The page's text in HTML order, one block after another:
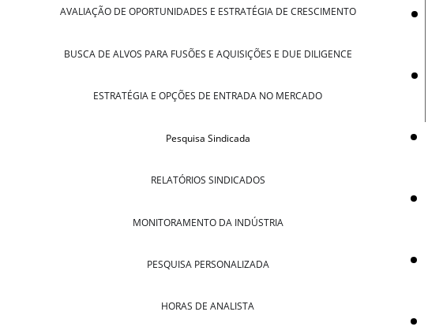
AVALIAÇÃO DE OPORTUNIDADES E ESTRATÉGIA DE CRESCIMENTO
BUSCA DE ALVOS PARA FUSÕES E AQUISIÇÕES E DUE DILIGENCE
ESTRATÉGIA E OPÇÕES DE ENTRADA NO MERCADO
Pesquisa Sindicada
RELATÓRIOS SINDICADOS
MONITORAMENTO DA INDÚSTRIA
PESQUISA PERSONALIZADA
HORAS DE ANALISTA